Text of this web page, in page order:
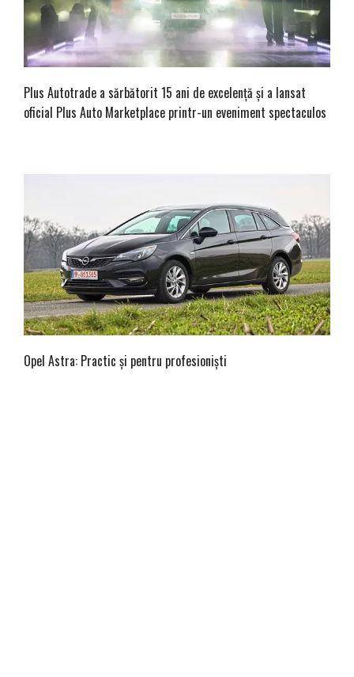
Plus Autotrade a sărbătorit 15 ani de excelență și a lansat
oficial Plus Auto Marketplace printr-un eveniment spectaculos
Opel Astra: Practic și pentru profesioniști